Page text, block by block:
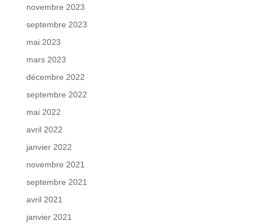
novembre 2023
septembre 2023
mai 2023
mars 2023
décembre 2022
septembre 2022
mai 2022
avril 2022
janvier 2022
novembre 2021
septembre 2021
avril 2021
janvier 2021